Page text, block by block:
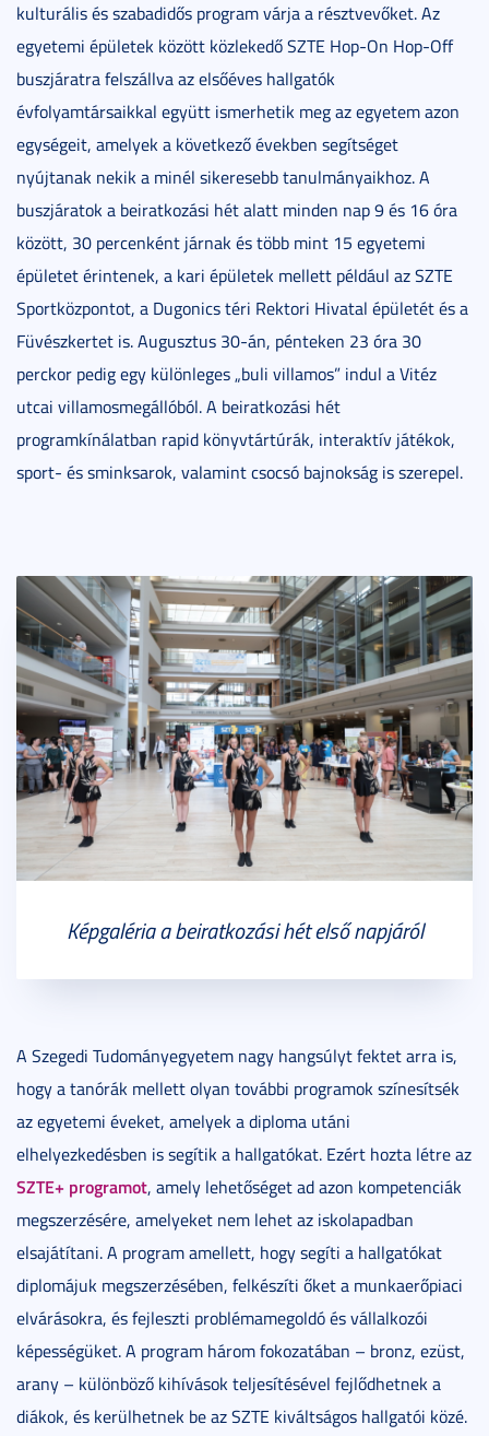
kulturális és szabadidős program várja a résztvevőket. Az
egyetemi épületek között közlekedő SZTE Hop-On Hop-Off
buszjáratra felszállva az elsőéves hallgatók
évfolyamtársaikkal együtt ismerhetik meg az egyetem azon
egységeit, amelyek a következő években segítséget
nyújtanak nekik a minél sikeresebb tanulmányaikhoz. A
buszjáratok a beiratkozási hét alatt minden nap 9 és 16 óra
között, 30 percenként járnak és több mint 15 egyetemi
épületet érintenek, a kari épületek mellett például az SZTE
Sportközpontot, a Dugonics téri Rektori Hivatal épületét és a
Füvészkertet is. Augusztus 30-án, pénteken 23 óra 30
perckor pedig egy különleges „buli villamos” indul a Vitéz
utcai villamosmegállóból. A beiratkozási hét
programkínálatban rapid könyvtártúrák, interaktív játékok,
sport- és sminksarok, valamint csocsó bajnokság is szerepel.
Képgaléria a beiratkozási hét első napjáról
A Szegedi Tudományegyetem nagy hangsúlyt fektet arra is,
hogy a tanórák mellett olyan további programok színesítsék
az egyetemi éveket, amelyek a diploma utáni
elhelyezkedésben is segítik a hallgatókat. Ezért hozta létre az
SZTE+ programot, amely lehetőséget ad azon kompetenciák
megszerzésére, amelyeket nem lehet az iskolapadban
elsajátítani. A program amellett, hogy segíti a hallgatókat
diplomájuk megszerzésében, felkészíti őket a munkaerőpiaci
elvárásokra, és fejleszti problémamegoldó és vállalkozói
képességüket. A program három fokozatában – bronz, ezüst,
arany – különböző kihívások teljesítésével fejlődhetnek a
diákok, és kerülhetnek be az SZTE kiváltságos hallgatói közé.